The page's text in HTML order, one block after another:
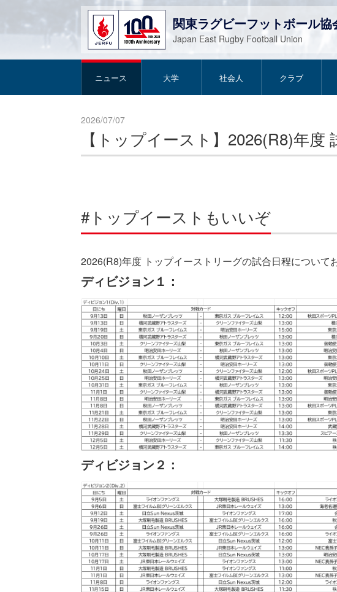
関東ラグビーフットボール協
Japan East Rugby Football Union
ニュース 大学 社会人 クラブ
2026/07/07
【トップイースト】2026(R8)年度
#トップイーストもいいぞ
2026(R8)年度 トップイーストリーグの試合日程について
ディビジョン１：
ディビジョン２：